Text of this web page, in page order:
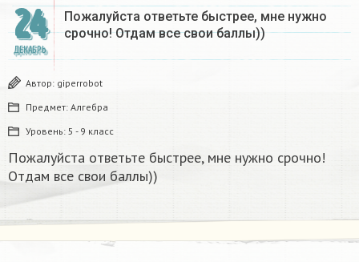
24
ДЕКАБРЬ
Пожалуйста ответьте быстрее, мне нужно
срочно! Отдам все свои баллы))
Автор: giperrobot
Предмет: Алгебра
Уровень: 5 - 9 класс
Пожалуйста ответьте быстрее, мне нужно срочно!
Отдам все свои баллы))